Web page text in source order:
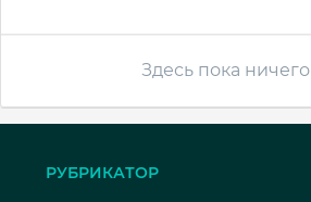
Здесь пока
РУБРИКАТОР